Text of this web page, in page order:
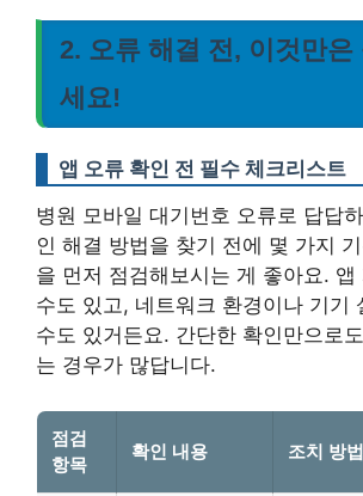
2. 오류 해결 전, 이것만은
세요!
앱 오류 확인 전 필수 체크리스트
병원 모바일 대기번호 오류로 답답
인 해결 방법을 찾기 전에 몇 가지
을 먼저 점검해보시는 게 좋아요. 앱
수도 있고, 네트워크 환경이나 기기
수도 있거든요. 간단한 확인만으로
는 경우가 많답니다.
점검
항목
확인 내용 조치 방법